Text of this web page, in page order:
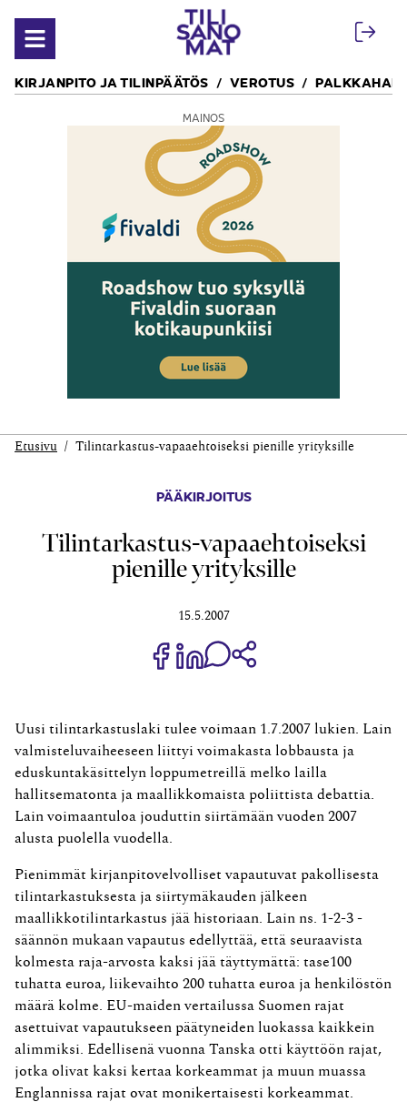
Avaa valikko
KIRJANPITO JA TILINPÄÄTÖS VEROTUS
MAINOS
Etusivu Tilintarkastus-vapaaehtoiseksi pienille yrityksille
PÄÄKIRJOITUS
Tilintarkastus-vapaaehtoiseksi
pienille yrityksille
15.5.2007
Jaa Share on Facebook
Jaa Share on LinkedIn
Jaa WhatsApp-viestinä
Uusi tilintarkastuslaki tulee voimaan 1.7.2007 lukien. Lain
valmisteluvaiheeseen liittyi voimakasta lobbausta ja
eduskuntakäsittelyn loppumetreillä melko lailla
hallitsematonta ja maallikkomaista poliittista debattia.
Lain voimaantuloa jouduttin siirtämään vuoden 2007
alusta puolella vuodella.
Pienimmät kirjanpitovelvolliset vapautuvat pakollisesta
tilintarkastuksesta ja siirtymäkauden jälkeen
maallikkotilintarkastus jää historiaan. Lain ns. 1-2-3 -
säännön mukaan vapautus edellyttää, että seuraavista
kolmesta raja-arvosta kaksi jää täyttymättä: tase100
tuhatta euroa, liikevaihto 200 tuhatta euroa ja henkilöstön
määrä kolme. EU-maiden vertailussa Suomen rajat
asettuivat vapautukseen päätyneiden luokassa kaikkein
alimmiksi. Edellisenä vuonna Tanska otti käyttöön rajat,
jotka olivat kaksi kertaa korkeammat ja muun muassa
Englannissa rajat ovat monikertaisesti korkeammat.